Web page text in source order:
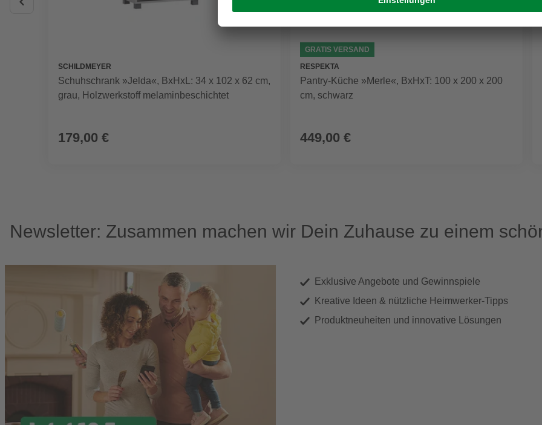
SCHILDMEYER
Schuhschrank »Jelda«, BxHxL: 34 x 102 x 62 cm,
grau, Holzwerkstoff melaminbeschichtet
179,00 €
GRATIS VERSAND
RESPEKTA
Pantry-Küche »Merle«, BxHxT: 100 x 200 x 200
cm, schwarz
449,00 €
Newsletter: Zusammen machen wir Dein Zuhause zu einem
Exklusive Angebote und Gewinnspiele
Kreative Ideen & nützliche Heimwerker-Tipps
Produktneuheiten und innovative Lösungen